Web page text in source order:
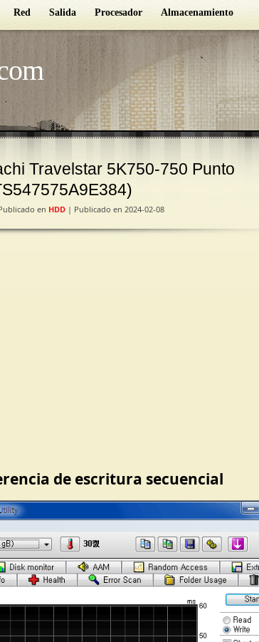
Red Salida Procesador Almacenamiento
Travelstar 5K750-750 Punto
en HDD | Publicado en 2024-02-08
de escritura secuencial